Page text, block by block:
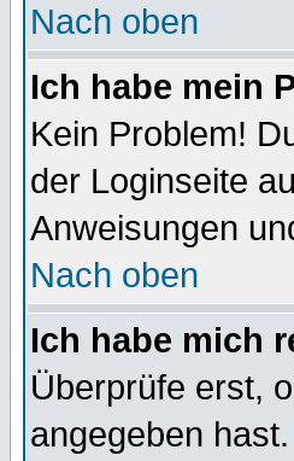
Nach oben
Ich habe mein
Kein Problem!
der Loginseite
Anweisungen
Nach oben
Ich habe mich
Überprüfe erst,
angegeben